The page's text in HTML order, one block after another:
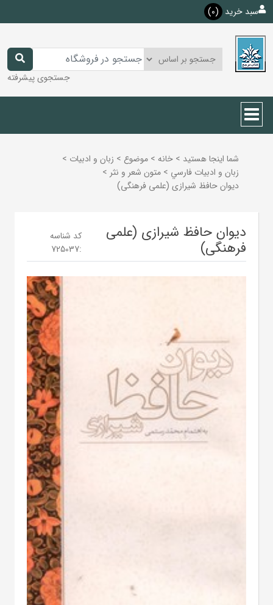
سبد خرید (0)
جستجوی پیشرفته
شما اینجا هستید > خانه > موضوع > زبان و ادبيات >
زبان و ادبيات فارسي > متون شعر و نثر >
دیوان حافظ شیرازی (علمی فرهنگی)
دیوان حافظ شیرازی (علمی
فرهنگی)
کد شناسه
:
725037